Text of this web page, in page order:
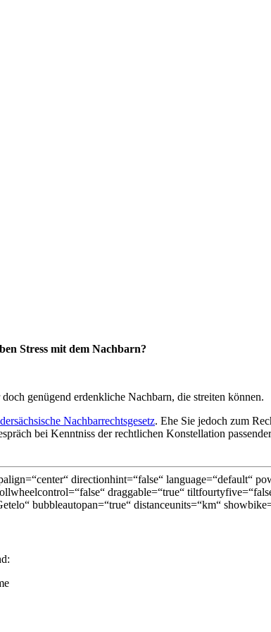
Stress mit dem Nachbarn?
genügend erdenkliche Nachbarn, die streiten können.
Nachbarrechtsgesetz. Ehe Sie jedoch zum
bei Kenntniss der rechtlichen Konstellation
directionhint=“false“ language=“default“
draggable=“true“
bubbleautopan=“true“ distanceunits=“km“